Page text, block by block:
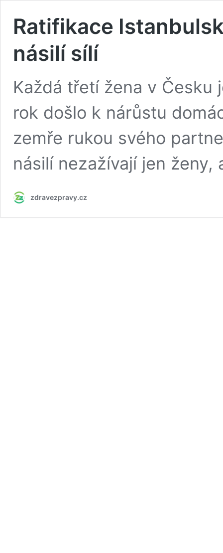
Ratifikace
násilí sílí
Každá třetí žena v Česku
rok došlo k nárůstu
zemře rukou svého
násilí nezažívají jen ženy,
zdravezpravy.cz